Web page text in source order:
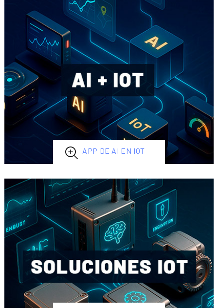
APP DE AI EN IOT